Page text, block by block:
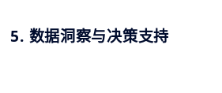
5. 数据洞察与决策支持